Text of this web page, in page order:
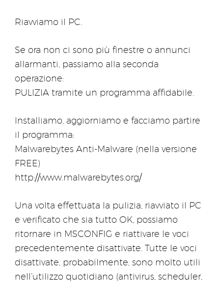
Riavviamo il PC.
Se ora non ci sono più finestre o annunci
allarmanti, passiamo alla seconda
operazione:
PULIZIA tramite un programma affidabile.
Installiamo, aggiorniamo e facciamo partire
il programma:
Malwarebytes Anti-Malware (nella versione
FREE)
http://www.malwarebytes.org/
Una volta effettuata la pulizia, riavviato il PC
e verificato che sia tutto OK, possiamo
ritornare in MSCONFIG e riattivare le voci
precedentemente disattivate. Tutte le voci
disattivate, probabilmente, sono molto utili
nell’utilizzo quotidiano (antivirus, scheduler,